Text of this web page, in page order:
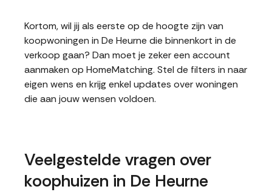
Kortom, wil jij als eerste op de hoogte zijn van
koopwoningen in De Heurne die binnenkort in de
verkoop gaan? Dan moet je zeker een account
aanmaken op HomeMatching. Stel de filters in naar
eigen wens en krijg enkel updates over woningen
die aan jouw wensen voldoen.
Veelgestelde vragen over
koophuizen in De Heurne